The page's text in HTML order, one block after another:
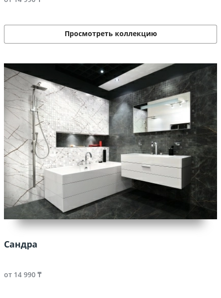
Просмотреть коллекцию
Сандра
от 14 990 ₸